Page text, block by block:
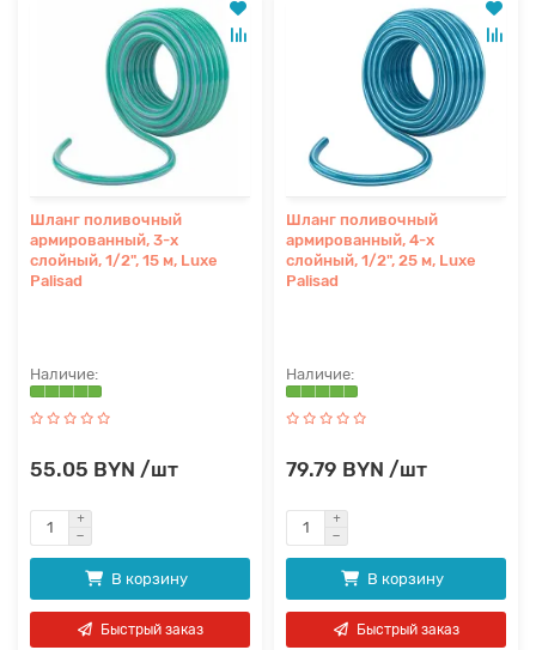
Шланг поливочный
армированный, 3-х
слойный, 1/2", 15 м, Luxe
Palisad
55.05 BYN /шт
В корзину
Быстрый заказ
Шланг поливочный
армированный, 4-х
слойный, 1/2", 25 м, Luxe
Palisad
79.79 BYN /шт
В корзину
Быстрый заказ